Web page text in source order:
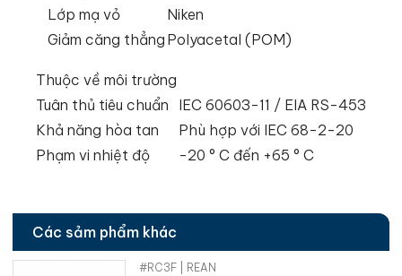
Lớp mạ vỏ
Niken
Giảm căng thẳng Polyacetal (POM)
Thuộc về môi trường
Tuân thủ tiêu chuẩn
IEC 60603-11 / EIA RS-453
Khả năng hòa tan
Phù hợp với IEC 68-2-20
Phạm vi nhiệt độ
-20 ° C đến +65 ° C
Các sảm phẩm khác
#RC3F | REAN